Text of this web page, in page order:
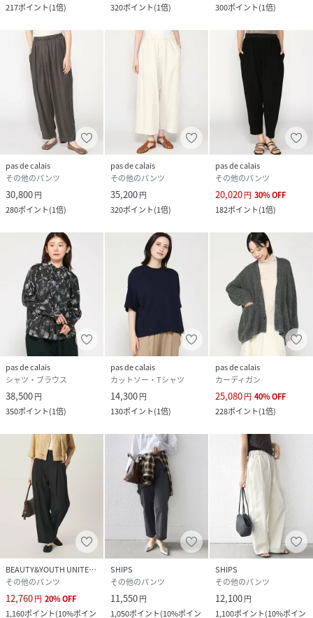
217ポイント(1倍)
320ポイント(1倍)
300ポイント(1倍)
pas de calais
その他のパンツ
30,800円
280ポイント(1倍)
pas de calais
その他のパンツ
35,200円
320ポイント(1倍)
pas de calais
その他のパンツ
20,020円 30%OFF
182ポイント(1倍)
pas de calais
シャツ・ブラウス
38,500円
350ポイント(1倍)
pas de calais
カットソー・Tシャツ
14,300円
130ポイント(1倍)
pas de calais
カーディガン
25,080円 40%OFF
228ポイント(1倍)
BEAUTY&YOUTH UNITED ARROWS
その他のパンツ
12,760円 20%OFF
1,160ポイント(10%ポイン
SHIPS
その他のパンツ
11,550円
1,050ポイント(10%ポイン
SHIPS
その他のパンツ
12,100円
1,100ポイント(10%ポイン